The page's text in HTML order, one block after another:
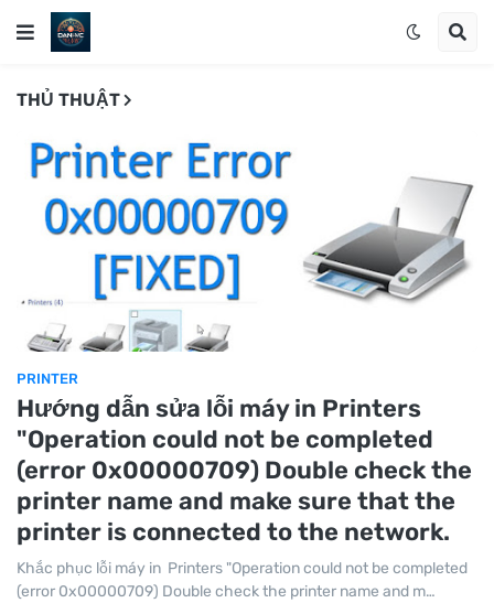
THỦ THUẬT
PRINTER
Hướng dẫn sửa lỗi máy in Printers
"Operation could not be completed
(error 0x00000709) Double check the
printer name and make sure that the
printer is connected to the network.
Khắc phục lỗi máy in Printers "Operation could not be completed
(error 0x00000709) Double check the printer name and m…